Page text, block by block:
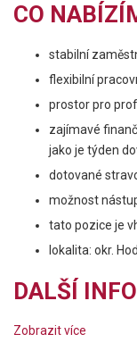
CO
stabilní
flexibilní
prostor pro
zajímavé
jako je týden
dotované
možnost
tato pozice je
lokalita: okr.
DALŠÍ
Zobrazit více